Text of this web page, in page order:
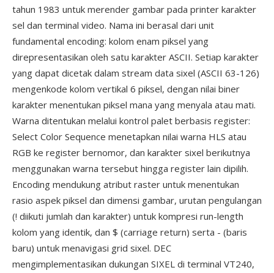
tahun 1983 untuk merender gambar pada printer karakter
sel dan terminal video. Nama ini berasal dari unit
fundamental encoding: kolom enam piksel yang
direpresentasikan oleh satu karakter ASCII. Setiap karakter
yang dapat dicetak dalam stream data sixel (ASCII 63-126)
mengenkode kolom vertikal 6 piksel, dengan nilai biner
karakter menentukan piksel mana yang menyala atau mati.
Warna ditentukan melalui kontrol palet berbasis register:
Select Color Sequence menetapkan nilai warna HLS atau
RGB ke register bernomor, dan karakter sixel berikutnya
menggunakan warna tersebut hingga register lain dipilih.
Encoding mendukung atribut raster untuk menentukan
rasio aspek piksel dan dimensi gambar, urutan pengulangan
(! diikuti jumlah dan karakter) untuk kompresi run-length
kolom yang identik, dan $ (carriage return) serta - (baris
baru) untuk menavigasi grid sixel. DEC
mengimplementasikan dukungan SIXEL di terminal VT240,